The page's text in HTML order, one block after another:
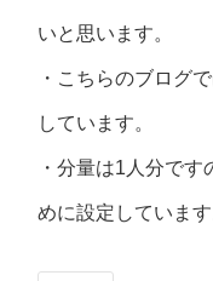
いと思います。
・こちらのブログ
しています。
・分量は1人分で
めに設定しています